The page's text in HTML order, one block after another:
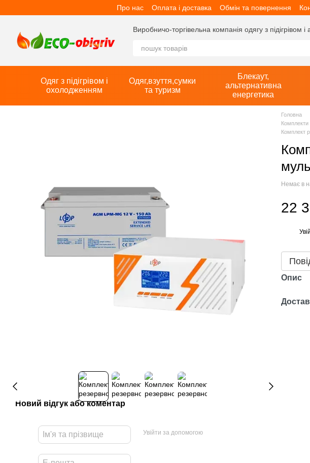
Про нас Оплата і доставка Обмін та повернення
Виробничо-торгівельна компанія одягу з підігрівом
Одяг з підігрівом і
охолодженням
Одяг,взуття,сумки
та туризм
Блекаут,
альтернативна
енергетика
Новий відгук або коментар
Увійти за допомогою
Головна
Комплект
Немає в
22
Опис